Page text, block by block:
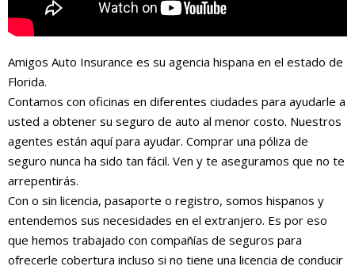
Amigos Auto Insurance es su agencia hispana en el estado de
Florida.
Contamos con oficinas en diferentes ciudades para ayudarle a
usted a obtener su seguro de auto al menor costo. Nuestros
agentes están aquí para ayudar. Comprar una póliza de
seguro nunca ha sido tan fácil. Ven y te aseguramos que no te
arrepentirás.
Con o sin licencia, pasaporte o registro, somos hispanos y
entendemos sus necesidades en el extranjero. Es por eso
que hemos trabajado con compañías de seguros para
ofrecerle cobertura incluso si no tiene una licencia de conducir